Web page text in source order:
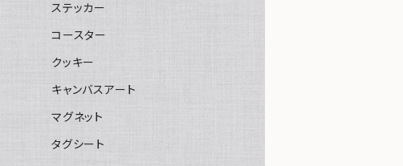
ステッカー
コースター
クッキー
キャンバスアート
マグネット
タグシート